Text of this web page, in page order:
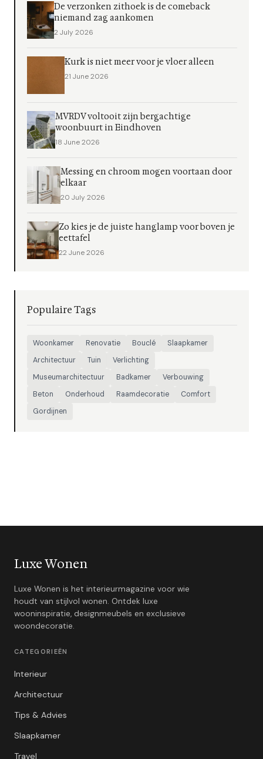
De verzonken zithoek is de comeback
niemand zag aankomen
2 July 2026
Kurk is niet meer voor je vloer alleen
21 June 2026
MVRDV voltooit zijn bergachtige
woonbuurt in Eindhoven
18 June 2026
Messing en chroom mogen voortaan door
elkaar
20 July 2026
Zo kies je de juiste hanglamp voor boven je
eettafel
22 June 2026
Populaire Tags
Woonkamer Renovatie Bouclé
Slaapkamer
Architectuur
Tuin
Verlichting
Museumarchitectuur
Badkamer
Verbouwing
Beton
Onderhoud Raamdecoratie
Comfort
Gordijnen
Luxe Wonen
Luxe Wonen is het interieurmagazine voor wie
houdt van stijlvol wonen. Ontdek luxe
wooninspiratie, designmeubels en exclusieve
woondecoratie.
CATEGORIEËN
Interieur
Architectuur
Tips & Advies
Slaapkamer
Travel